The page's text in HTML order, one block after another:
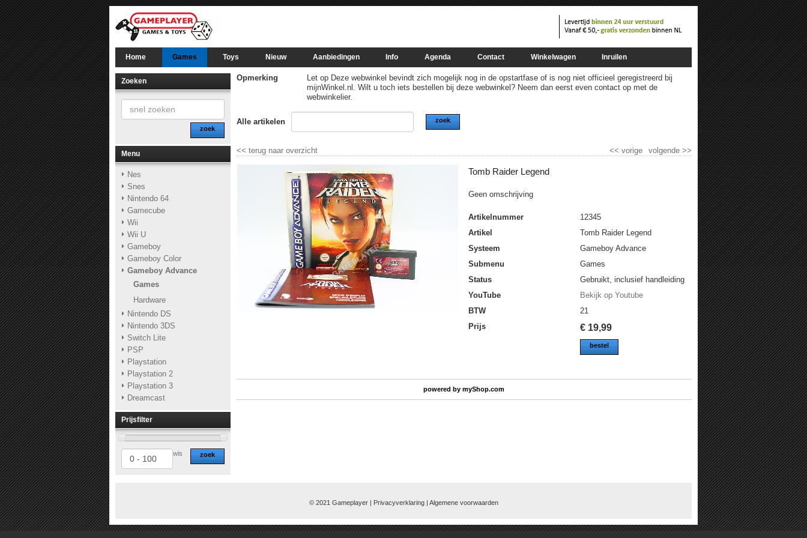
Home Games Toys Nieuw Aanbiedingen Info Agenda Contact Winkelwagen Inruilen
Zoeken
zoek
Menu
Nes
Snes
Nintendo 64
Gamecube
Wii
Wii U
Gameboy
Gameboy Color
Gameboy Advance
Games
Hardware
Nintendo DS
Nintendo 3DS
Switch Lite
PSP
Playstation
Playstation 2
Playstation 3
Dreamcast
Prijsfilter
zoek
wis
Opmerking
Let op Deze webwinkel bevindt zich mogelijk nog in de opstartfase of is nog niet officieel geregistreerd bij
mijnWinkel.nl. Wilt u toch iets bestellen bij deze webwinkel? Neem dan eerst even contact op met de
webwinkelier.
Alle artikelen zoek
<< terug naar overzicht volgende>>
<< vorige
Tomb Raider Legend
Geen omschrijving
Artikelnummer
12345
Artikel
Tomb Raider Legend
Systeem
Gameboy Advance
Submenu
Games
Status
Gebruikt, inclusief handleiding
YouTube
Bekijk op Youtube
BTW
21
Prijs
€ 19,99
bestel
powered bymyShop.com
© 2021 Gameplayer | Privacyverklaring | Algemene voorwaarden